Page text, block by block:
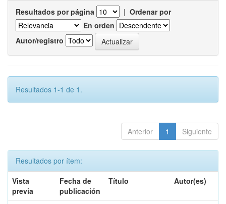
Resultados por página | Ordenar por
En orden
Autor/registro
Resultados 1-1 de 1.
Anterior 1 Siguiente
Resultados por ítem:
Vista
previa
Fecha de
publicación
Título Autor(es)